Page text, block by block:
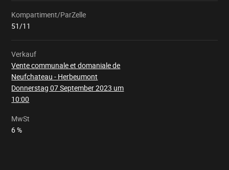
Kompartiment/ParZelle
51/11
Verkauf
Vente communale et domaniale de
Neufchateau - Herbeumont
Donnerstag 07 September 2023 um
10:00
Wird
MwSt
6 %